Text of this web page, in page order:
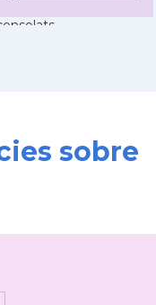
sobre